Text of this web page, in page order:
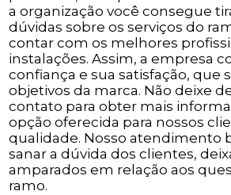
a organização você consegue
dúvidas sobre os serviços do
contar com os melhores
instalações. Assim, a empresa
confiança e sua satisfação, que
objetivos da marca. Não deixe
contato para obter mais
opção oferecida para nossos
qualidade. Nosso atendimento
sanar a dúvida dos clientes,
amparados em relação aos
ramo.